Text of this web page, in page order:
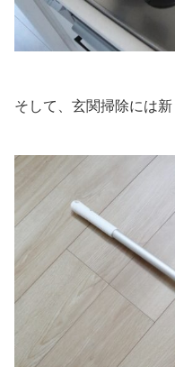
そして、玄関掃除には新